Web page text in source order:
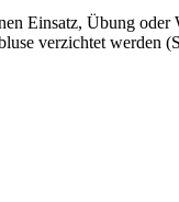
Einsatz, Übung
verzichtet werden